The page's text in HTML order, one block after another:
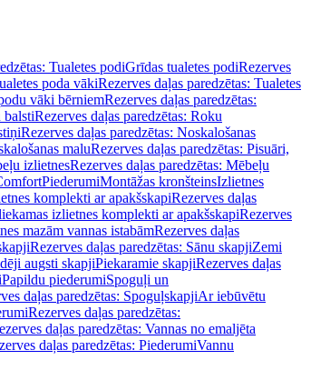
Tualetes podiGrīdas tualetes podiRezerves
poda vākiRezerves daļas paredzētas: Tualetes
vāki bērniemRezerves daļas paredzētas:
balstiRezerves daļas paredzētas: Roku
Rezerves daļas paredzētas: Noskalošanas
maluRezerves daļas paredzētas: Pisuāri,
izlietnesRezerves daļas paredzētas: Mēbeļu
PiederumiMontāžas kronšteinsIzlietnes
komplekti ar apakšskapiRezerves daļas
izlietnes komplekti ar apakšskapiRezerves
mazām vannas istabāmRezerves daļas
Rezerves daļas paredzētas: Sānu skapjiZemi
augsti skapjiPiekaramie skapjiRezerves daļas
Papildu piederumiSpoguļi un
daļas paredzētas: SpoguļskapjiAr iebūvētu
Rezerves daļas paredzētas:
daļas paredzētas: Vannas no emaljēta
daļas paredzētas: PiederumiVannu